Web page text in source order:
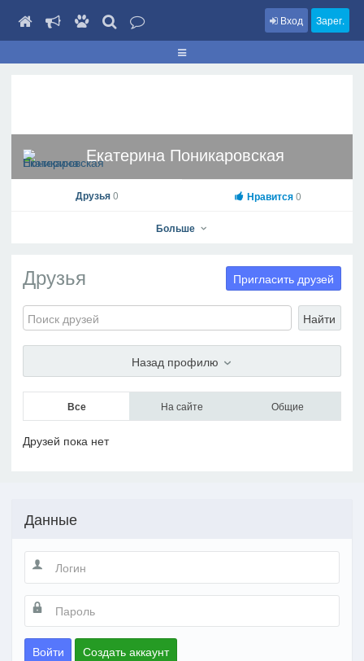
Вход Зарег.
Екатерина Поникаровская
Екатерина Поникаровская
На профиль
Фото Видео
Друзья0 Нравится0
Больше
Друзья
Найти
Пригласить друзей
Назад профилю
Все На сайте Общие
Друзей пока нет
Данные
Войти Создать аккаунт